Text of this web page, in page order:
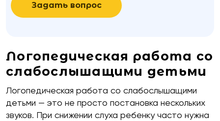
Задать вопрос
Логопедическая работа со
слабослышащими детьми
Логопедическая работа со слабослышащими
детьми — это не просто постановка нескольких
звуков. При снижении слуха ребенку часто нужна